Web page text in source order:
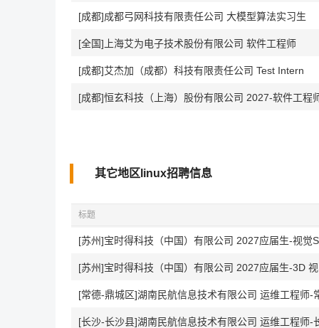
[成都]成都弓网科技有限责任公司 大模型算法实习生
[全国]上海艾为电子技术股份有限公司 软件工程师
[成都]艾杰加（成都）科技有限责任公司 Test Intern
[成都]恒玄科技（上海）股份有限公司 2027-软件工程
其它地区linux招聘信息
标题
[苏州]宝时得科技（中国）有限公司 2027应届生-视觉
[苏州]宝时得科技（中国）有限公司 2027应届生-3D
[常德-鼎城区]湖南民航信息技术有限公司 运维工程师-
[长沙-长沙县]湖南民航信息技术有限公司 运维工程师-